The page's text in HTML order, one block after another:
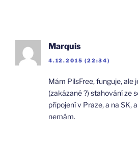
Marquis
4.12.2015 (22:34)
Mám PilsFree, funguje, ale
(zakázané ?) stahování ze
připojení v Praze, a na SK,
nemám.